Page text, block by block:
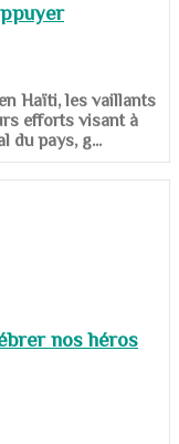
Haïti, les vaillants
efforts visant à
du pays, g...
nos héros